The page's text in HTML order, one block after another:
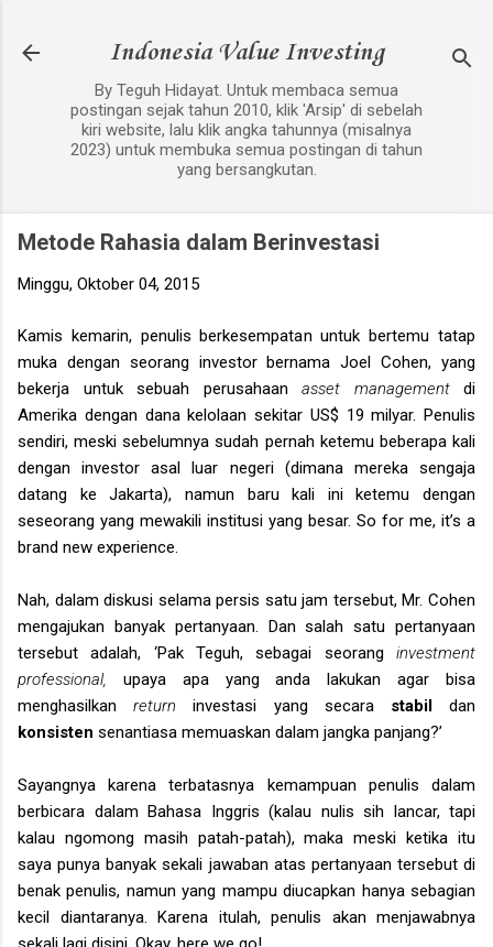
Indonesia Value Investing
By Teguh Hidayat. Untuk membaca semua
postingan sejak tahun 2010, klik 'Arsip' di sebelah
kiri website, lalu klik angka tahunnya (misalnya
2023) untuk membuka semua postingan di tahun
yang bersangkutan.
Metode Rahasia dalam Berinvestasi
Minggu, Oktober 04, 2015
Kamis kemarin, penulis berkesempatan untuk bertemu tatap
muka dengan seorang investor bernama Joel Cohen, yang
bekerja untuk sebuah perusahaan asset management di
Amerika dengan dana kelolaan sekitar US$ 19 milyar. Penulis
sendiri, meski sebelumnya sudah pernah ketemu beberapa kali
dengan investor asal luar negeri (dimana mereka sengaja
datang ke Jakarta), namun baru kali ini ketemu dengan
seseorang yang mewakili institusi yang besar. So for me, it’s a
brand new experience.
Nah, dalam diskusi selama persis satu jam tersebut, Mr. Cohen
mengajukan banyak pertanyaan. Dan salah satu pertanyaan
tersebut adalah, ‘Pak Teguh, sebagai seorang investment
professional, upaya apa yang anda lakukan agar bisa
menghasilkanreturninvestasi yang secara stabildan
konsisten senantiasa memuaskan dalam jangka panjang?’
Sayangnya karena terbatasnya kemampuan penulis dalam
berbicara dalam Bahasa Inggris (kalau nulis sih lancar, tapi
kalau ngomong masih patah-patah), maka meski ketika itu
saya punya banyak sekali jawaban atas pertanyaan tersebut di
benak penulis, namun yang mampu diucapkan hanya sebagian
kecil diantaranya. Karena itulah, penulis akan menjawabnya